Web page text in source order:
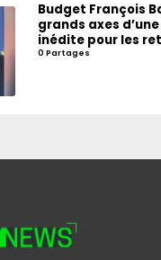
Budget François
grands axes
inédite pour les
0 Partages